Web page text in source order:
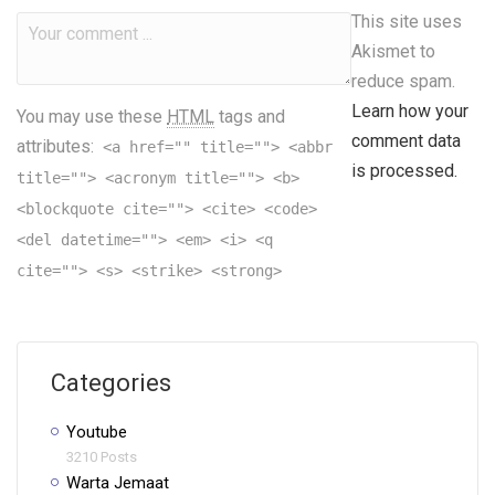
You may use these HTML tags and
attributes: <a href="" title=""> <abbr
title=""> <acronym title=""> <b>
<blockquote cite=""> <cite> <code>
<del datetime=""> <em> <i> <q
cite=""> <s> <strike> <strong>
This site uses
Akismet to
reduce spam.
Learn how your
comment data
is processed.
Categories
Youtube
3210 Posts
Warta Jemaat